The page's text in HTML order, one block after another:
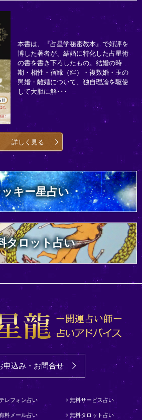
本書は、『占星学秘密教本』で好評を
博した著者が、結婚に特化した占星術
の書を書き下ろしたもの。結婚の時
期・相性・宿縁（絆）・複数婚・玉の
輿婚・離婚について、独自理論を駆使
して大胆に解･･･
詳しく見る
キー星占い
タロット占い
申込み・お問合せ
レフォン占い
料メール占い
無料サービス占い
無料タロット占い